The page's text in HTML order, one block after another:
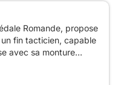
Romande, propose
fin tacticien, capable
avec sa monture
La course dispose
du circuit ce